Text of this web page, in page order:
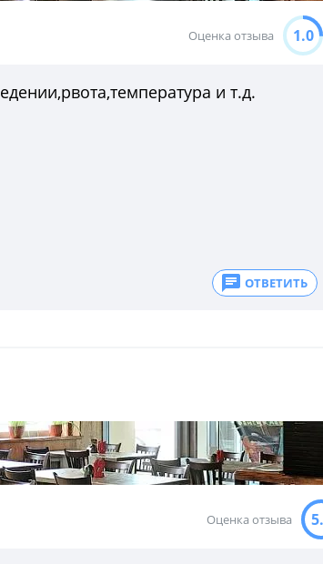
Оценка отзыва 1.0
и т.д.
ОТВЕТИТЬ
Оценка отзыва